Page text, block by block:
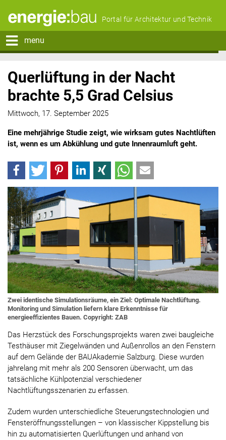
Portal für Architektur und Technik
menu
Querlüftung in der Nacht
brachte 5,5 Grad Celsius
Mittwoch, 17. September 2025
Eine mehrjährige Studie zeigt, wie wirksam gutes Nachtlüften
ist, wenn es um Abkühlung und gute Innenraumluft geht.
Zwei identische Simulationsräume, ein Ziel: Optimale Nachtlüftung.
Monitoring und Simulation liefern klare Erkenntnisse für
energieeffizientes Bauen. Copyright: ZAB
Das Herzstück des Forschungsprojekts waren zwei baugleiche
Testhäuser mit Ziegelwänden und Außenrollos an den Fenstern
auf dem Gelände der BAUAkademie Salzburg. Diese wurden
jahrelang mit mehr als 200 Sensoren überwacht, um das
tatsächliche Kühlpotenzial verschiedener
Nachtlüftungsszenarien zu erfassen.
Zudem wurden unterschiedliche Steuerungstechnologien und
Fensteröffnungsstellungen – von klassischer Kippstellung bis
hin zu automatisierten Querlüftungen und anhand von